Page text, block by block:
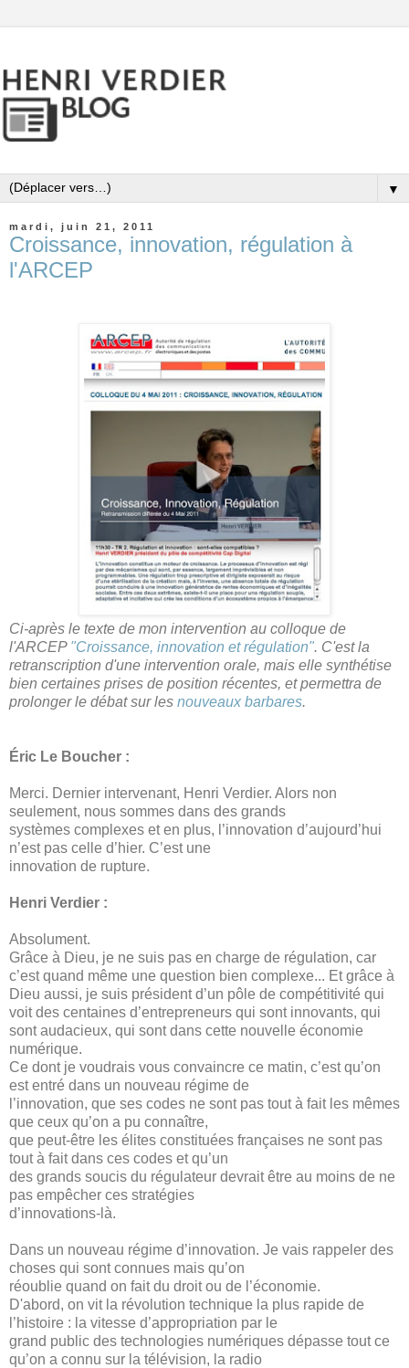
▼
mardi, juin 21, 2011
Croissance, innovation, régulation à
l'ARCEP
Ci-après le texte de mon intervention au colloque de
l'ARCEP "Croissance, innovation et régulation". C'est la
retranscription d'une intervention orale, mais elle synthétise
bien certaines prises de position récentes, et permettra de
prolonger le débat sur les nouveaux barbares.
Éric Le Boucher :
Merci. Dernier intervenant, Henri Verdier. Alors non
seulement, nous sommes dans des grands
systèmes complexes et en plus, l’innovation d’aujourd’hui
n’est pas celle d’hier. C’est une
innovation de rupture.
Henri Verdier :
Absolument.
Grâce à Dieu, je ne suis pas en charge de régulation, car
c’est quand même une question bien complexe... Et grâce à
Dieu aussi, je suis président d’un pôle de compétitivité qui
voit des centaines d’entrepreneurs qui sont innovants, qui
sont audacieux, qui sont dans cette nouvelle économie
numérique.
Ce dont je voudrais vous convaincre ce matin, c’est qu’on
est entré dans un nouveau régime de
l’innovation, que ses codes ne sont pas tout à fait les mêmes
que ceux qu’on a pu connaître,
que peut-être les élites constituées françaises ne sont pas
tout à fait dans ces codes et qu’un
des grands soucis du régulateur devrait être au moins de ne
pas empêcher ces stratégies
d’innovations-là.
Dans un nouveau régime d’innovation. Je vais rappeler des
choses qui sont connues mais qu’on
réoublie quand on fait du droit ou de l’économie.
D'abord, on vit la révolution technique la plus rapide de
l’histoire : la vitesse d’appropriation par le
grand public des technologies numériques dépasse tout ce
qu’on a connu sur la télévision, la radio